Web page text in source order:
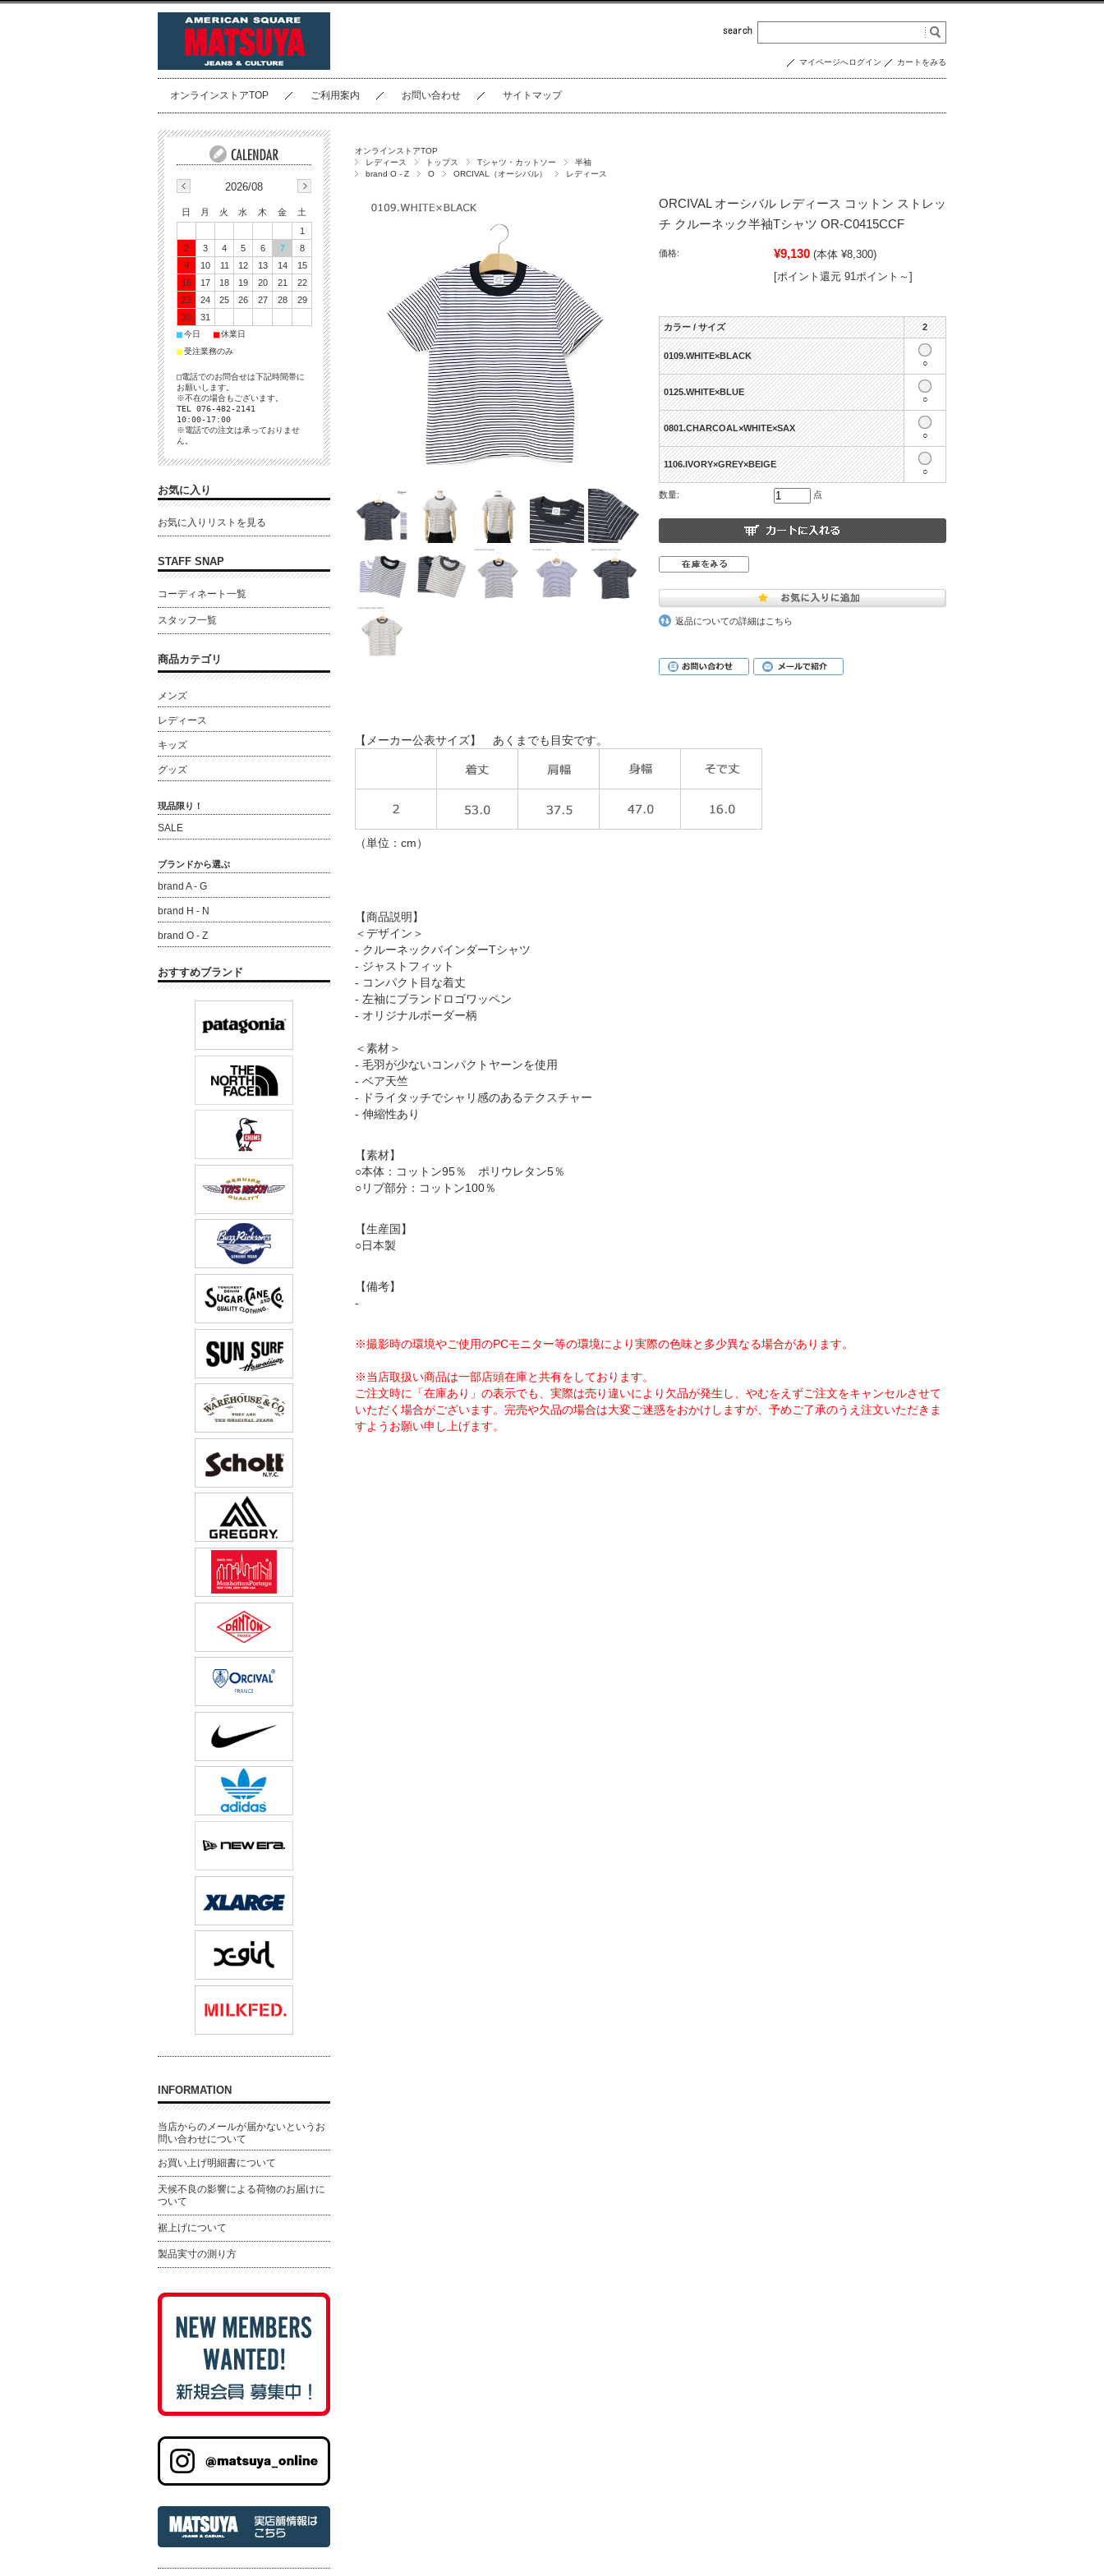
マイページへログイン カートをみる
オンラインストアTOP ご利用案内 お問い合わせ サイトマップ
オンラインストアTOP
レディース
トップス Tシャツ・カットソー
半袖
brand O - Z
O ORCIVAL（オーシバル） レディース
ORCIVAL オーシバル レディース コットン ストレッ
チ クルーネック半袖Tシャツ OR-C0415CCF
価格: ¥9,130 (本体 ¥8,300)
[ポイント還元 91ポイント～]
カラー / サイズ 2
0109.WHITE×BLACK
○
0125.WHITE×BLUE
○
0801.CHARCOAL×WHITE×SAX
○
1106.IVORY×GREY×BEIGE
○
数量: 点
返品についての詳細はこちら
【メーカー公表サイズ】 あくまでも目安です。
（単位：cm）
【商品説明】
＜デザイン＞
- クルーネックバインダーTシャツ
- ジャストフィット
- コンパクト目な着丈
- 左袖にブランドロゴワッペン
- オリジナルボーダー柄
＜素材＞
- 毛羽が少ないコンパクトヤーンを使用
- ベア天竺
- ドライタッチでシャリ感のあるテクスチャー
- 伸縮性あり
【素材】
○本体：コットン95％ ポリウレタン5％
○リブ部分：コットン100％
【生産国】
○日本製
【備考】
-
※撮影時の環境やご使用のPCモニター等の環境により実際の色味と多少異なる場合があります。
※当店取扱い商品は一部店頭在庫と共有をしております。
ご注文時に「在庫あり」の表示でも、実際は売り違いにより欠品が発生し、やむをえずご注文をキャンセルさせて
いただく場合がございます。完売や欠品の場合は大変ご迷惑をおかけしますが、予めご了承のうえ注文いただきま
すようお願い申し上げます。
2026/08
日 月 火 水 木 金
土
1
2
3 4 5 6 7
8
9
10 11 12 13 14
15
16
17 18 19 20 21
22
23
24 25 26 27 28
29
30
31
■今日 ■休業日
■受注業務のみ
□電話でのお問合せは下記時間帯に
お願いします。
※不在の場合もございます。
TEL 076-482-2141
10:00-17:00
※電話での注文は承っておりませ
ん。
お気に入り
お気に入りリストを見る
STAFF SNAP
コーディネート一覧
スタッフ一覧
商品カテゴリ
メンズ
レディース
キッズ
グッズ
現品限り！
SALE
ブランドから選ぶ
brand A - G
brand H - N
brand O - Z
おすすめブランド
INFORMATION
当店からのメールが届かないというお
問い合わせについて
お買い上げ明細書について
天候不良の影響による荷物のお届けに
ついて
裾上げについて
製品実寸の測り方